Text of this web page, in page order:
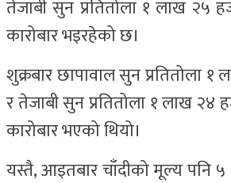
तेजाबी सुन प्रतितोला १ लाख २५
कारोबार भइरहेको छ।
शुक्रबार छापावाल सुन प्रतितोला
र तेजाबी सुन प्रतितोला १ लाख २४
कारोबार भएको थियो।
यस्तै, आइतबार चाँदीको मूल्य पनि